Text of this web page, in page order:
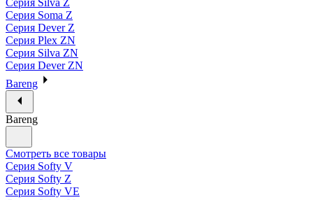
Серия Silva Z
Серия Soma Z
Серия Dever Z
Серия Plex ZN
Серия Silva ZN
Серия Dever ZN
Bareng
Bareng
Смотреть все товары
Серия Softy V
Серия Softy Z
Серия Softy VE